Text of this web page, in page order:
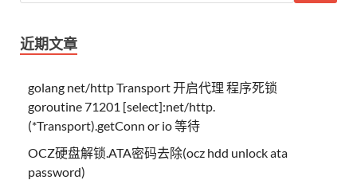
近期文章
golang net/http Transport 开启代理 程序死锁
goroutine 71201 [select]:net/http.
(*Transport).getConn or io 等待
OCZ硬盘解锁.ATA密码去除(ocz hdd unlock ata
password)